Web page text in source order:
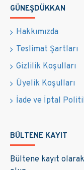
GÜNEŞDÜKKAN
Hakkımızda
Teslimat Şartları
Gizlilik Koşulları
Üyelik Koşulları
İade ve İptal
BÜLTENE KAYIT
Bültene kayıt